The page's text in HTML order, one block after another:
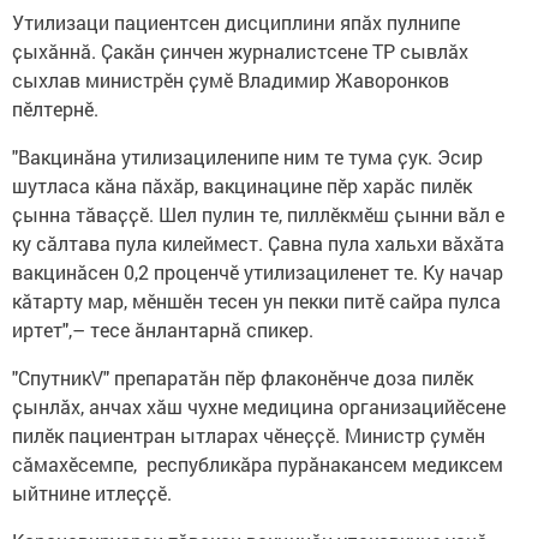
Утилизаци пациентсен дисциплини япӑх пулнипе
ҫыхӑннӑ. Ҫакӑн ҫинчен журналистсене ТР сывлӑх
сыхлав министрӗн ҫумӗ Владимир Жаворонков
пӗлтернӗ.
"Вакцинӑна утилизациленипе ним те тума ҫук. Эсир
шутласа кӑна пӑхӑр, вакцинацине пӗр харӑс пилӗк
ҫынна тӑваҫҫӗ. Шел пулин те, пиллӗкмӗш ҫынни вӑл е
ку сӑлтава пула килеймест. Ҫавна пула хальхи вӑхӑта
вакцинӑсен 0,2 проценчӗ утилизациленет те. Ку начар
кӑтарту мар, мӗншӗн тесен ун пекки питӗ сайра пулса
иртет",– тесе ӑнлантарнӑ спикер.
"СпутникV" препаратӑн пӗр флаконӗнче доза пилӗк
ҫынлӑх, анчах хӑш чухне медицина организацийӗсене
пилӗк пациентран ытларах чӗнеҫҫӗ. Министр ҫумӗн
сӑмахӗсемпе, республикӑра пурӑнакансем медиксем
ыйтнине итлеҫҫӗ.